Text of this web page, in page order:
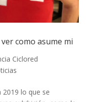
como asume mi
Ciclored
lo que se